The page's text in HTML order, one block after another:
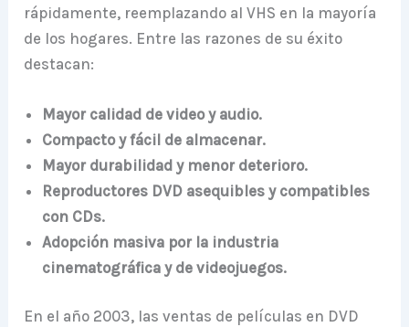
rápidamente, reemplazando al VHS en la mayoría
de los hogares. Entre las razones de su éxito
destacan:
Mayor calidad de video y audio.
Compacto y fácil de almacenar.
Mayor durabilidad y menor deterioro.
Reproductores DVD asequibles y compatibles
con CDs.
Adopción masiva por la industria
cinematográfica y de videojuegos.
En el año 2003, las ventas de películas en DVD